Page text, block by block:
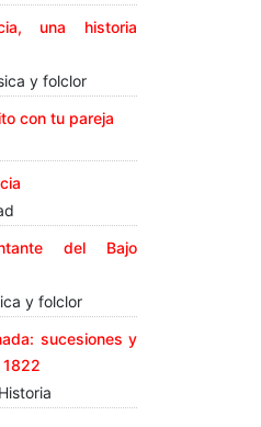
una historia
y folclor
con tu pareja
del Bajo
y folclor
sucesiones y
1822